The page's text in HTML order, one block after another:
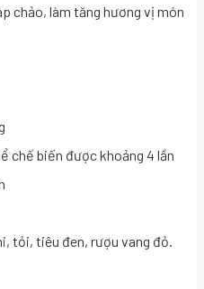
chảo, làm tăng hương vị món
chế biến được khoảng 4 lần
tỏi, tiêu đen, rượu vang đỏ.